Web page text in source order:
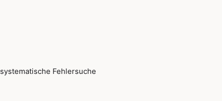
systematische Fehlersuche